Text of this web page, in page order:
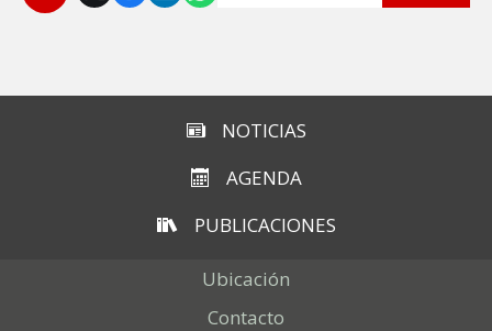
NOTICIAS
AGENDA
PUBLICACIONES
Ubicación
Contacto